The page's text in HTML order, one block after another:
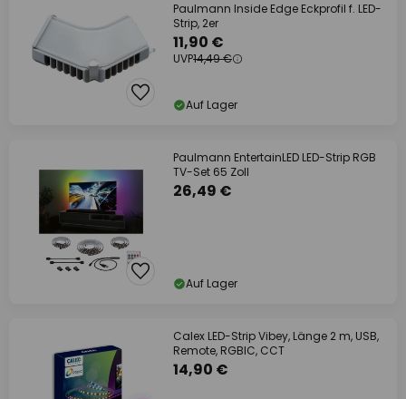
Paulmann Inside Edge Eckprofil f. LED-
Strip, 2er
11,90 €
UVP14,49 €
Auf Lager
Paulmann EntertainLED LED-Strip RGB
TV-Set 65 Zoll
26,49 €
Auf Lager
Calex LED-Strip Vibey, Länge 2 m, USB,
Remote, RGBIC, CCT
14,90 €